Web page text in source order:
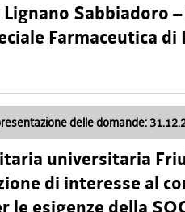
Sabbiadoro –
Farmaceutica
delle domande:
universitaria
di interesse al